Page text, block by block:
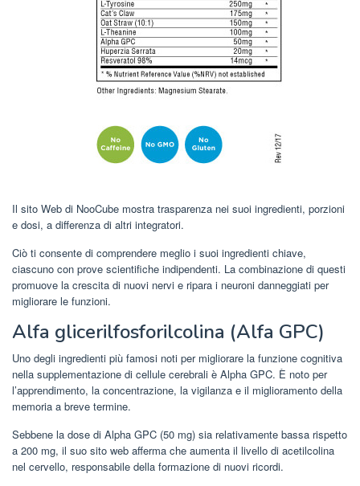
Il sito Web di NooCube mostra trasparenza nei suoi ingredienti, porzioni
e dosi, a differenza di altri integratori.
Ciò ti consente di comprendere meglio i suoi ingredienti chiave,
ciascuno con prove scientifiche indipendenti. La combinazione di questi
promuove la crescita di nuovi nervi e ripara i neuroni danneggiati per
migliorare le funzioni.
Alfa glicerilfosforilcolina (Alfa GPC)
Uno degli ingredienti più famosi noti per migliorare la funzione cognitiva
nella supplementazione di cellule cerebrali è Alpha GPC. È noto per
l’apprendimento, la concentrazione, la vigilanza e il miglioramento della
memoria a breve termine.
Sebbene la dose di Alpha GPC (50 mg) sia relativamente bassa rispetto
a 200 mg, il suo sito web afferma che aumenta il livello di acetilcolina
nel cervello, responsabile della formazione di nuovi ricordi.